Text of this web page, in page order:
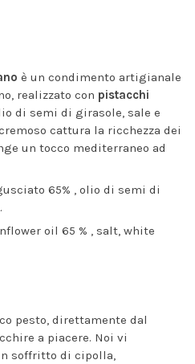
è un condimento artigianale
realizzato con pistacchi
di semi di girasole, sale e
cattura la ricchezza dei
un tocco mediterraneo ad
65% , olio di semi di
oil 65 % , salt, white
pesto, direttamente dal
a piacere. Noi vi
soffritto di cipolla,